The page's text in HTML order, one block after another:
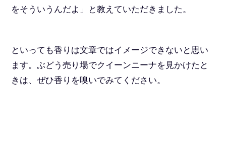
をそういうんだよ」と教えていただきました。
といっても香りは文章ではイメージできないと思い
ます。ぶどう売り場でクイーンニーナを見かけたと
きは、ぜひ香りを嗅いでみてください。